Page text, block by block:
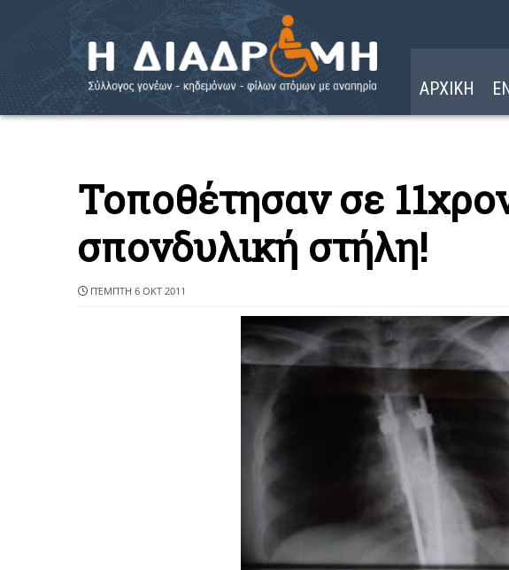
ΑΡΧΙΚΗ
Τοποθέτησαν σε
σπονδυλική στήλη!
ΠΈΜΠΤΗ 6 ΟΚΤ 2011